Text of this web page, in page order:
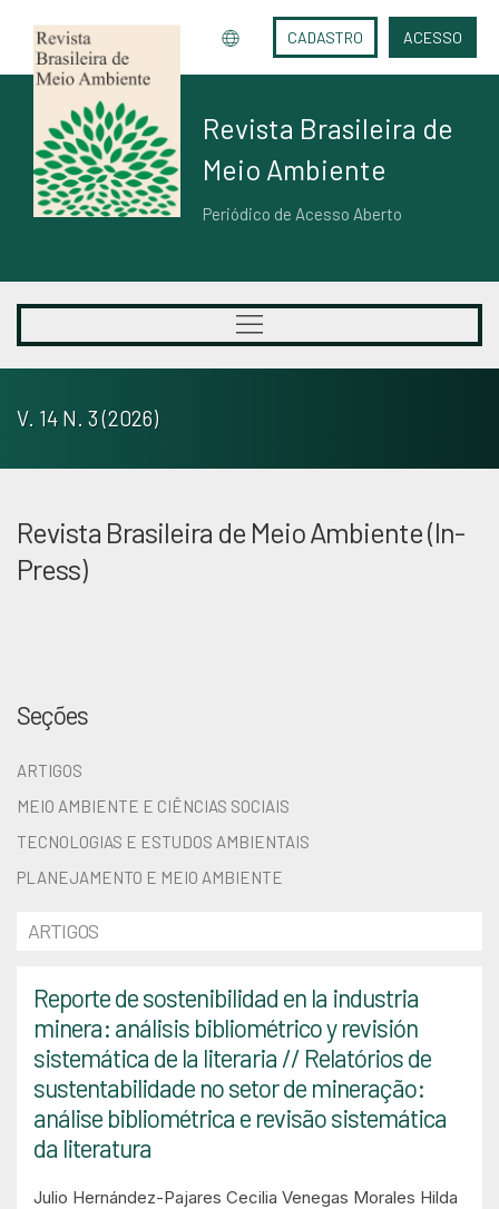
CADASTRO ACESSO
Revista Brasileira de
Meio Ambiente
Periódico de Acesso Aberto
V. 14 N. 3 (2026)
Revista Brasileira de Meio Ambiente (In-
Press)
Seções
ARTIGOS
MEIO AMBIENTE E CIÊNCIAS SOCIAIS
TECNOLOGIAS E ESTUDOS AMBIENTAIS
PLANEJAMENTO E MEIO AMBIENTE
ARTIGOS
Reporte de sostenibilidad en la industria
minera: análisis bibliométrico y revisión
sistemática de la literaria // Relatórios de
sustentabilidade no setor de mineração:
análise bibliométrica e revisão sistemática
da literatura
Julio Hernández-Pajares Cecilia Venegas Morales Hilda